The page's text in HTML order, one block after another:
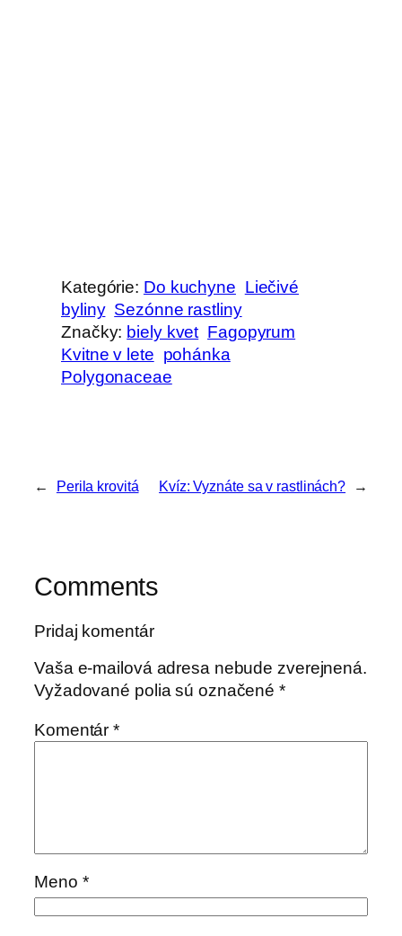
Kategórie: Do kuchyne Liečivé
byliny Sezónne rastliny
Značky: biely kvet Fagopyrum
Kvitne v lete pohánka
Polygonaceae
← Perila krovitá Kvíz: Vyznáte sa v rastlinách? →
Comments
Pridaj komentár
Vaša e-mailová adresa nebude zverejnená.
Vyžadované polia sú označené*
Komentár*
Meno *